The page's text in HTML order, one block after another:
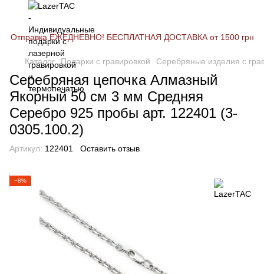
Отправка ЕЖЕДНЕВНО! БЕСПЛАТНАЯ ДОСТАВКА от 1500 грн
Каталог Подарки с гравировкой Серебряные изделия с
Серебряная цепочка Алмазный
Якорный 50 см 3 мм Средняя
Серебро 925 пробы арт. 122401 (3-
0305.100.2)
Артикул: 122401 Оставить отзыв
−8%